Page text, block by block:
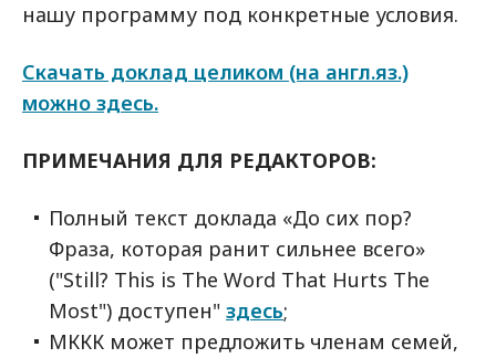
нашу программу под конкретные условия.
Скачать доклад целиком (на англ.яз.)
можно здесь.
ПРИМЕЧАНИЯ ДЛЯ РЕДАКТОРОВ:
Полный текст доклада «До сих пор?
Фраза, которая ранит сильнее всего»
("Still? This is The Word That Hurts The
Most") доступен" здесь;
МККК может предложить членам семей,